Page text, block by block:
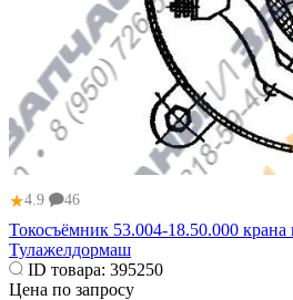
★4.9 46
Токосъёмник 53.004-18.50.000
Тулажелдормаш
ID товара: 395250
Цена по запросу